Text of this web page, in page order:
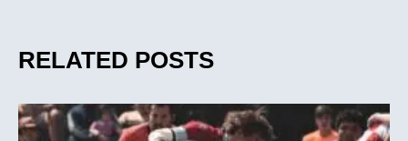
RELATED POSTS